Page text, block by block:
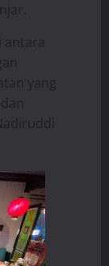
antara
yang